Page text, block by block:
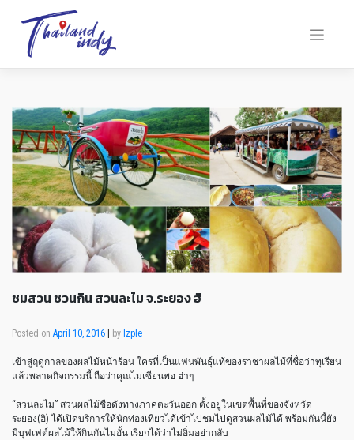
ชมสวน ชวนกิน สวนละไม จ.ระยอง ฮิ
Posted on April 10, 2016 by Izple
เข้าสู่ฤดูกาลของผลไม้หน้าร้อน ใครที่เป็นแฟนพันธุ์แท้ของราชาผลไม้ที่ชื่อว่าทุเรียน
แล้วพลาดกิจกรรมนี้ ถือว่าคุณไม่เซียนพอ ฮ่าๆ
“สวนละไม” สวนผลไม้ชื่อดังทางภาคตะวันออก ตั้งอยู่ในเขตพื้นที่ของจังหวัด
ระยอง(ฮิ) ได้เปิดบริการให้นักท่องเที่ยวได้เข้าไปชมไปดูสวนผลไม้ได้ พร้อมกันนี้ยัง
มีบุฟเฟต์ผลไม้ให้กินกันไม่อั้น เรียกได้ว่าไม่อิ่มอย่ากลับ